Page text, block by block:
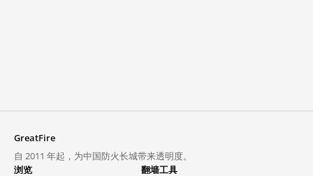
GreatFire
自 2011 年起，为中国防火长城带来透明度。
浏览
翻墙工具